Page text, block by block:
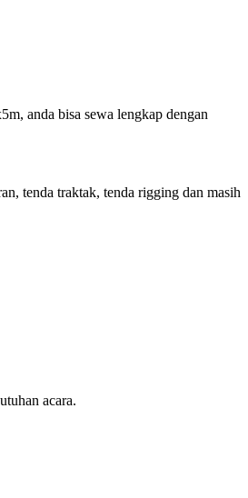
anda bisa sewa lengkap dengan
tenda traktak, tenda rigging dan masih
acara.